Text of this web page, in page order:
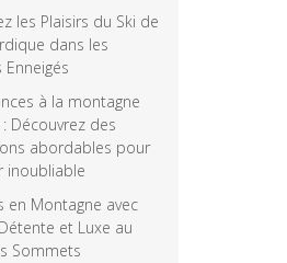
les Plaisirs du Ski de
dans les
Enneigés
à la montagne
Découvrez des
abordables pour
inoubliable
en Montagne avec
et Luxe au
Sommets